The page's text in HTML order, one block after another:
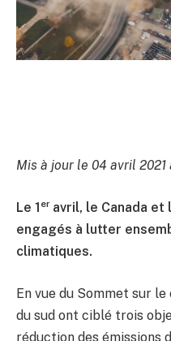
Mis à jour le 04 avril 2021
Le 1 eravril, le Canada et
engagés à lutter
climatiques.
En vue du Sommet sur
du sud ont ciblé trois
réduction des émissions